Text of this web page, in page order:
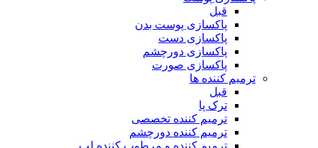
قبل
پاکسازی پوست بدن
پاکسازی دست
پاکسازی دورچشم
پاکسازی صورت
ترمیم کننده ها
قبل
ترک پا
ترمیم کننده تخصصی
ترمیم کننده دورچشم
ترمیم کننده و مرطوب کننده لب